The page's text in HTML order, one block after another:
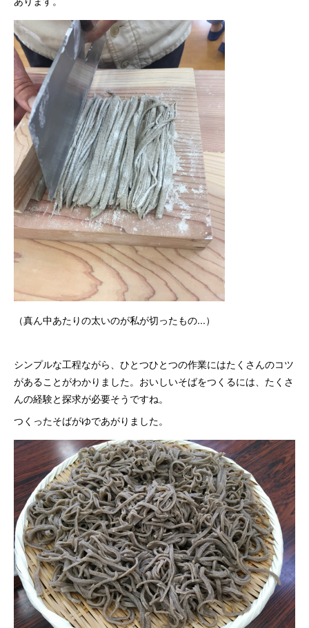
（真ん中あたりの太いのが私が切ったもの...）
シンプルな工程ながら、ひとつひとつの作業にはたくさんのコツ
があることがわかりました。おいしいそばをつくるには、たくさ
んの経験と探求が必要そうですね。
つくったそばがゆであがりました。